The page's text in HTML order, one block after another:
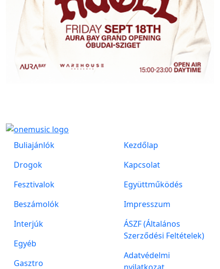
Buliajánlók
Drogok
Fesztivalok
Beszámolók
Interjúk
Egyéb
Gasztro
Kezdőlap
Kapcsolat
Együttműködés
Impresszum
ÁSZF (Általános
Szerződési Feltételek)
Adatvédelmi